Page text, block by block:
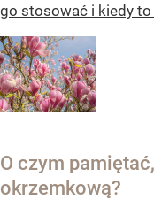
go stosować i kiedy to
O czym
okrzemkową?